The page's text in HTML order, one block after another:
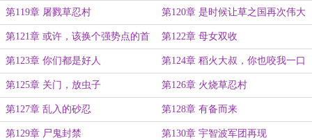
第119章 屠戮草忍村 第120章 是时候让草之国再次伟大
了
第121章 或许，该换个强势点的首
领
第122章 母女双收
第123章 你们都是好人 第124章 稻火大叔，你也咬我一口
吧
第125章 关门，放虫子 第126章 火烧草忍村
第127章 乱入的砂忍 第128章 有备而来
第129章 尸鬼封禁 第130章 宇智波军团再现